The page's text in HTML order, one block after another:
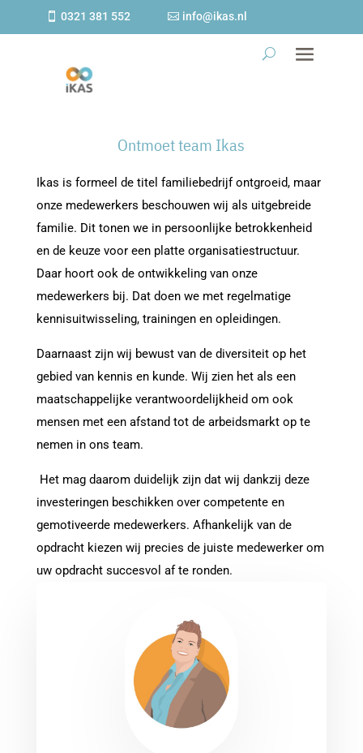
0321 381 552 info@ikas.nl
Ontmoet team Ikas
Ikas is formeel de titel familiebedrijf ontgroeid, maar
onze medewerkers beschouwen wij als uitgebreide
familie. Dit tonen we in persoonlijke betrokkenheid
en de keuze voor een platte organisatiestructuur.
Daar hoort ook de ontwikkeling van onze
medewerkers bij. Dat doen we met regelmatige
kennisuitwisseling, trainingen en opleidingen.
Daarnaast zijn wij bewust van de diversiteit op het
gebied van kennis en kunde. Wij zien het als een
maatschappelijke verantwoordelijkheid om ook
mensen met een afstand tot de arbeidsmarkt op te
nemen in ons team.
Het mag daarom duidelijk zijn dat wij dankzij deze
investeringen beschikken over competente en
gemotiveerde medewerkers. Afhankelijk van de
opdracht kiezen wij precies de juiste medewerker om
uw opdracht succesvol af te ronden.